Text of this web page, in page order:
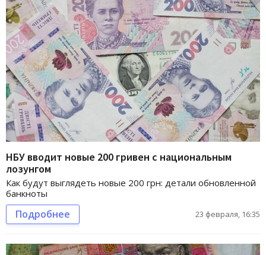
НБУ вводит новые 200 гривен с национальным
лозунгом
Как будут выглядеть новые 200 грн: детали обновленной
банкноты
Подробнее 23 февраля, 16:35